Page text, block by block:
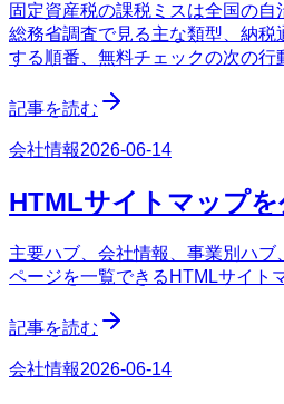
固定資産税の課税ミスは全国の自
総務省調査で見る主な類型、納
する順番、無料チェックの次の行
記事を読む
会社情報2026-06-14
HTMLサイトマップ
主要ハブ、会社情報、事業別ハブ
ページを一覧できるHTMLサイト
記事を読む
会社情報2026-06-14